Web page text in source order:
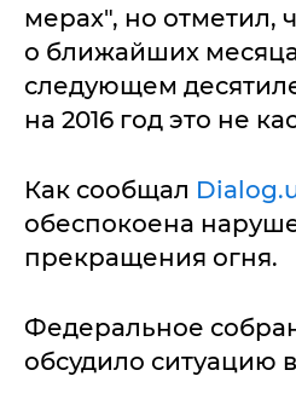
мерах", но отметил,
о ближайших
следующем
на 2016 год это не
Как сообщал
обеспокоена
прекращения огня.
Федеральное
обсудило ситуацию